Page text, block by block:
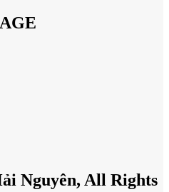
Nguyên, All Rights